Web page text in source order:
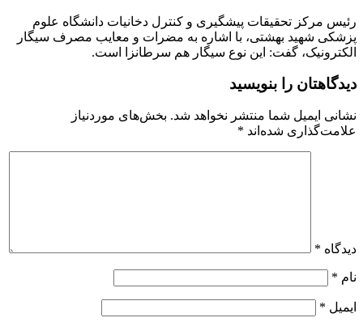
رئیس مرکز تحقیقات پیشگیری و کنترل دخانیات دانشگاه علوم
پزشکی شهید بهشتی، با اشاره به مضرات و معایب مصرف سیگار
الکترونیک، گفت: این نوع سیگار هم سرطانزا است.
دیدگاهتان را بنویسید
نشانی ایمیل شما منتشر نخواهد شد. بخش‌های موردنیاز
علامت‌گذاری شده‌اند *
دیدگاه *
نام *
ایمیل *